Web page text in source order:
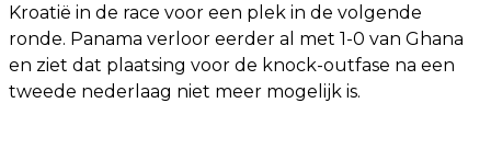
Kroatië in de race voor een plek in de volgende
ronde. Panama verloor eerder al met 1-0 van Ghana
en ziet dat plaatsing voor de knock-outfase na een
tweede nederlaag niet meer mogelijk is.